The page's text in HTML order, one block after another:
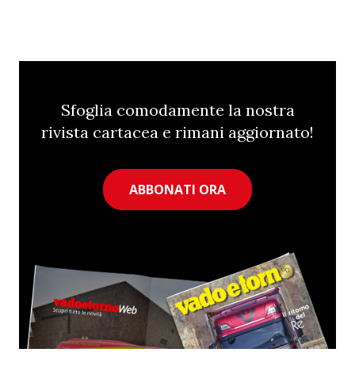
Sfoglia comodamente la nostra
rivista cartacea e rimani aggiornato!
ABBONATI ORA